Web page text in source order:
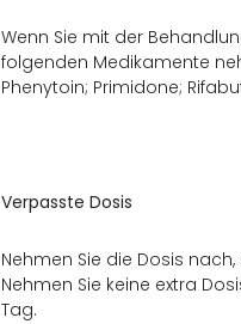
Wenn Sie mit der
folgenden Medikamente
Phenytoin; Primidone;
Verpasste Dosis
Nehmen Sie die Dosis
Nehmen Sie keine extra
Tag.